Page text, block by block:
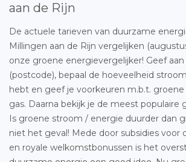
aan de Rijn
De actuele tarieven van duurzame
Millingen aan de Rijn vergelijken
onze groene energievergelijker! Geef
(postcode), bepaal de hoeveelheid
hebt en geef je voorkeuren m.b.t.
gas. Daarna bekijk je de meest populaire
Is groene stroom / energie duurder dan
niet het geval! Mede door subsidies voor
en royale welkomstbonussen is het